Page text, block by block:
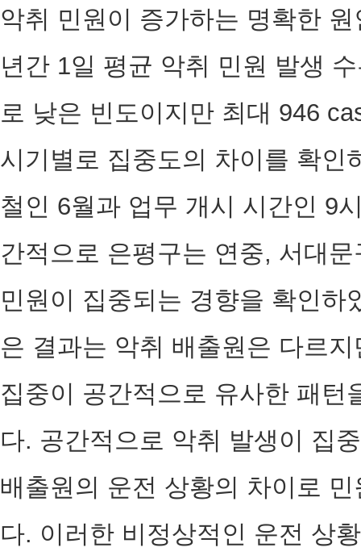
악취 민원이 증가하는 명확한
년간 1일 평균 악취 민원 발생
로 낮은 빈도이지만 최대 946
시기별로 집중도의 차이를 확인
철인 6월과 업무 개시 시간인 9
간적으로 은평구는 연중, 서대
민원이 집중되는 경향을 확인하
은 결과는 악취 배출원은 다르
집중이 공간적으로 유사한 패턴
다. 공간적으로 악취 발생이 집
배출원의 운전 상황의 차이로
다. 이러한 비정상적인 운전 상